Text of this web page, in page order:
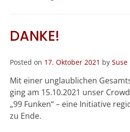
DANKE!
Posted on 17. Oktober 2021 by Suse
Mit einer unglaublichen
ging am 15.10.2021 unser
„99 Funken“ – eine Initiative
zu Ende.